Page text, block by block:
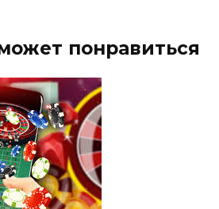
понравиться